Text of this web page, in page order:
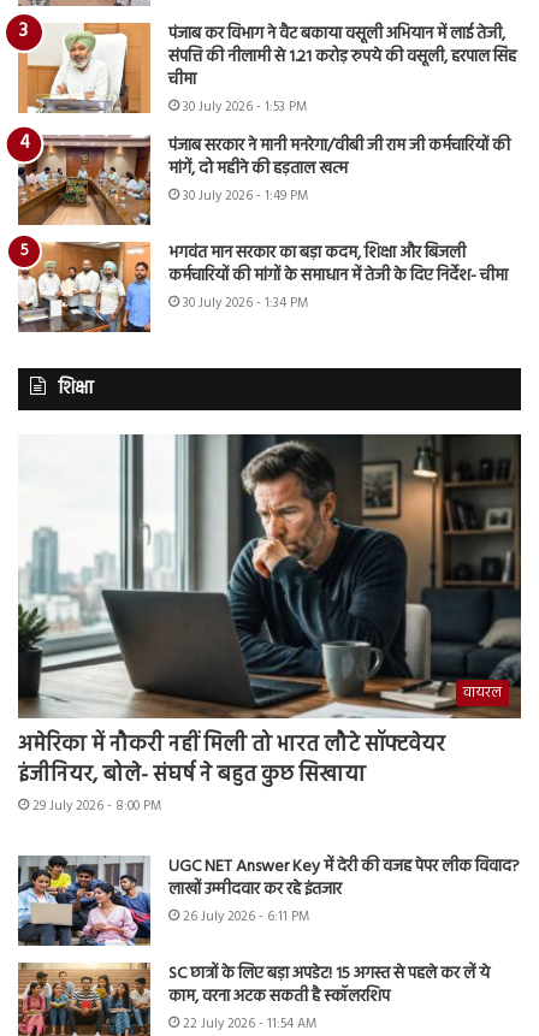
पंजाब कर विभाग ने वैट बकाया वसूली अभियान में लाई तेजी,
संपत्ति की नीलामी से 1.21 करोड़ रुपये की वसूली, हरपाल सिंह
चीमा
30 July 2026 - 1:53 PM
पंजाब सरकार ने मानी मनरेगा/वीबी जी राम जी कर्मचारियों की
मांगें, दो महीने की हड़ताल खत्म
30 July 2026 - 1:49 PM
भगवंत मान सरकार का बड़ा कदम, शिक्षा और बिजली
कर्मचारियों की मांगों के समाधान में तेजी के दिए निर्देश- चीमा
30 July 2026 - 1:34 PM
शिक्षा
वायरल
अमेरिका में नौकरी नहीं मिली तो भारत लौटे सॉफ्टवेयर
इंजीनियर, बोले- संघर्ष ने बहुत कुछ सिखाया
29 July 2026 - 8:00 PM
UGC NET Answer Key में देरी की वजह पेपर लीक विवाद?
लाखों उम्मीदवार कर रहे इंतजार
26 July 2026 - 6:11 PM
SC छात्रों के लिए बड़ा अपडेट! 15 अगस्त से पहले कर लें ये
काम, वरना अटक सकती है स्कॉलरशिप
22 July 2026 - 11:54 AM